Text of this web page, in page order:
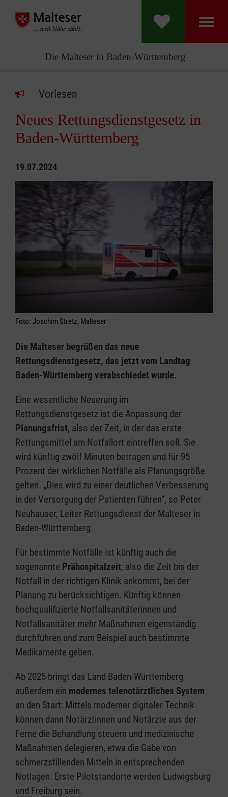
Die Malteser in Baden-Württemberg
Vorlesen
Neues Rettungsdienstgesetz in
Baden-Württemberg
19.07.2024
Foto: Joachim Stretz, Malteser
Die Malteser begrüßen das neue
Rettungsdienstgesetz, das jetzt vom Landtag
Baden-Württemberg verabschiedet wurde.
Eine wesentliche Neuerung im
Rettungsdienstgesetz ist die Anpassung der
Planungsfrist, also der Zeit, in der das erste
Rettungsmittel am Notfallort eintreffen soll. Sie
wird künftig zwölf Minuten betragen und für 95
Prozent der wirklichen Notfälle als Planungsgröße
gelten. „Dies wird zu einer deutlichen Verbesserung
in der Versorgung der Patienten führen“, so Peter
Neuhauser, Leiter Rettungsdienst der Malteser in
Baden-Württemberg.
Für bestimmte Notfälle ist künftig auch die
sogenannte Prähospitalzeit, also die Zeit bis der
Notfall in der richtigen Klinik ankommt, bei der
Planung zu berücksichtigen. Künftig können
hochqualifizierte Notfallsanitäterinnen und
Notfallsanitäter mehr Maßnahmen eigenständig
durchführen und zum Beispiel auch bestimmte
Medikamente geben.
Ab 2025 bringt das Land Baden-Württemberg
außerdem ein modernes telenotärztliches System
an den Start: Mittels moderner digitaler Technik
können dann Notärztinnen und Notärzte aus der
Ferne die Behandlung steuern und medizinische
Maßnahmen delegieren, etwa die Gabe von
schmerzstillenden Mitteln in entsprechenden
Notlagen. Erste Pilotstandorte werden Ludwigsburg
und Freiburg sein.